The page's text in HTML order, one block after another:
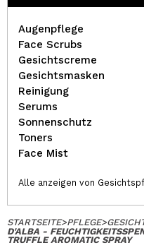
Augenpflege
Face Scrubs
Gesichtscreme
Gesichtsmasken
Reinigung
Serums
Sonnenschutz
Toners
Face Mist
Alle anzeigen von
STARTSEITE>PFLEGE>
D'ALBA -
TRUFFLE AROMATIC SPRAY